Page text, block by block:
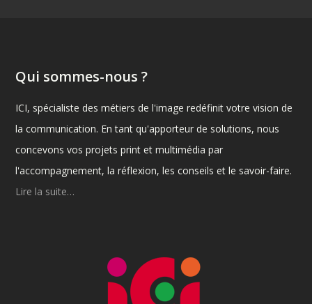
Qui sommes-nous ?
ICI, spécialiste des métiers de l'image redéfinit votre vision de
la communication. En tant qu'apporteur de solutions, nous
concevons vos projets print et multimédia par
l'accompagnement, la réflexion, les conseils et le savoir-faire.
Lire la suite…